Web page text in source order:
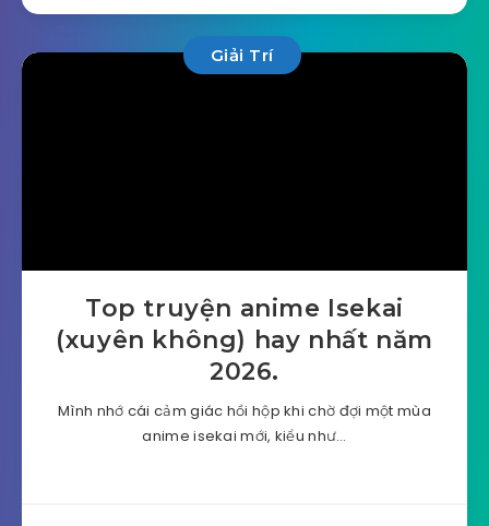
Giải Trí
Top truyện anime Isekai
(xuyên không) hay nhất năm
2026.
Mình nhớ cái cảm giác hồi hộp khi chờ đợi một mùa
anime isekai mới, kiểu như…